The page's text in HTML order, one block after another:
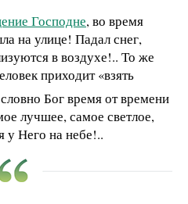
Господне, во время
на улице! Падал снег,
в воздухе!.. То же
приходит «взять
Бог время от времени
лучшее, самое светлое,
у Него на небе!..